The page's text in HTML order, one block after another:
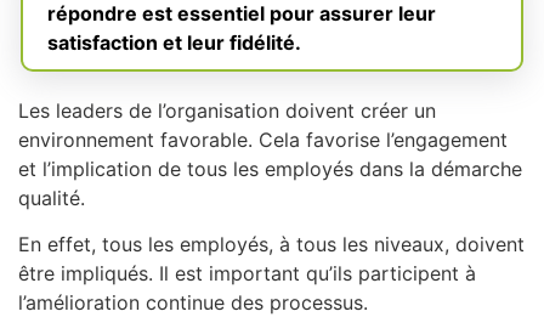
répondre est essentiel pour assurer leur
satisfaction et leur fidélité.
Les leaders de l’organisation doivent créer un
environnement favorable. Cela favorise l’engagement
et l’implication de tous les employés dans la démarche
qualité.
En effet, tous les employés, à tous les niveaux, doivent
être impliqués. Il est important qu’ils participent à
l’amélioration continue des processus.